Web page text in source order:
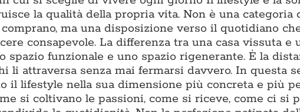
la qualità della propria vita. Non è una categoria
ma una disposizione verso il quotidiano
consapevole. La differenza tra una casa vissuta e
funzionale e uno spazio rigenerante. È la
li attraversa senza mai fermarsi davvero. In questa
il lifestyle nella sua dimensione più concreta e più
si coltivano le passioni, come si riceve, come ci si